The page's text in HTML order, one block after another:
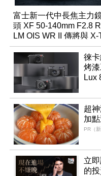
富士新一代中長焦主力
頭 XF 50-140mm F2.8 R
LM OIS WR II 傳將與 X-
同步亮相
徠
烤
Lux
超
加
PR（
立
的